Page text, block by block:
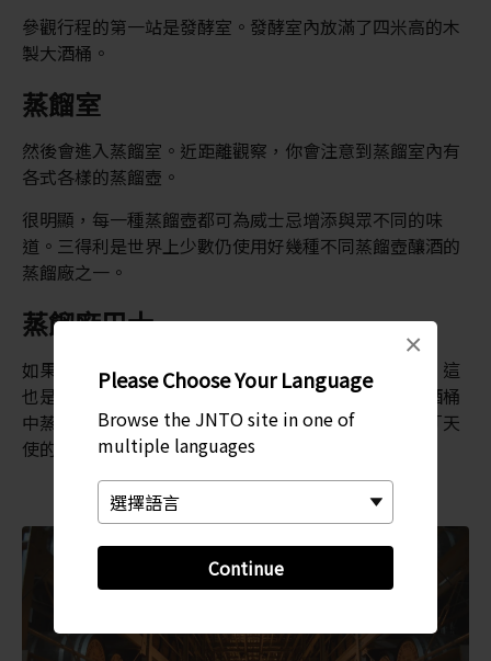
Please Choose Your Language
Browse the JNTO site in one of
multiple languages
Continue
×
參觀行程的第一站是發酵室。發酵室內放滿了四米高的木
製大酒桶。
蒸餾室
然後會進入蒸餾室。近距離觀察，你會注意到蒸餾室內有
各式各樣的蒸餾壺。
很明顯，每一種蒸餾壺都可為威士忌增添與眾不同的味
道。三得利是世界上少數仍使用好幾種不同蒸餾壺釀酒的
蒸餾廠之一。
蒸餾廠巴士
如果想前往蒸餾廠眾多倉庫，必須乘搭蒸餾廠的巴士。這
也是行程的最精采的部份，因為能聞到從成千上萬在酒桶
中蒸發的威士忌，令人非常迷醉的香氣，亦即所謂的「天
使的分享」。